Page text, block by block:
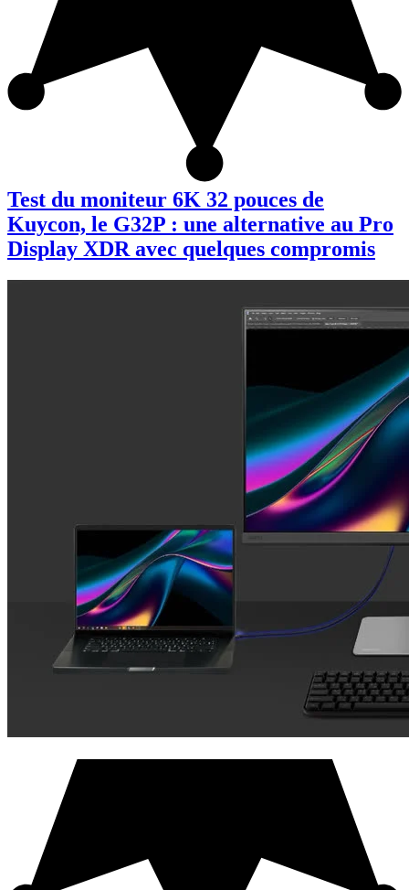
Test du moniteur 6K 32 pouces de
Kuycon, le G32P : une alternative au Pro
Display XDR avec quelques compromis